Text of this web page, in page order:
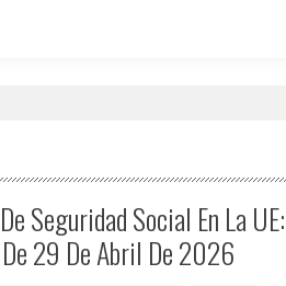
Seguridad Social En La UE:
29 De Abril De 2026